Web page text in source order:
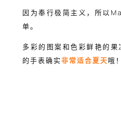
因为奉行极简主义，所以
单。
多彩的图案和色彩鲜艳的
的手表确实非常适合夏天哦！